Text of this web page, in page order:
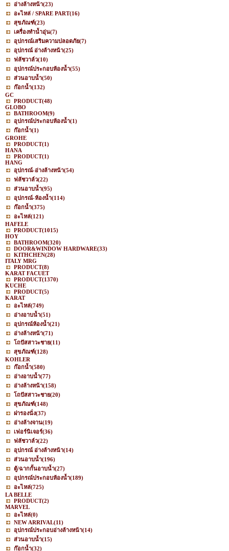
อ่างล้างหน้า(23)
อะไหล่ / SPARE PART(16)
สุขภัณฑ์(23)
เครื่องทำน้ำอุ่น(7)
อุปกรณ์เสริมความปลอดภัย(7)
อุปกรณ์ อ่างล้างหน้า(25)
ฟลัชวาล์ว(10)
อุปกรณ์ประกอบห้องน้ำ(55)
ส่วนอาบน้ำ(50)
ก๊อกน้ำ(132)
GC
PRODUCT(48)
GLOBO
BATHROOM(9)
อุปกรณ์ประกอบห้องน้ำ(1)
ก๊อกน้ำ(1)
GROHE
PRODUCT(1)
HANA
PRODUCT(1)
HANG
อุปกรณ์-อ่างล้างหน้า(54)
ฟลัชวาล์ว(22)
ส่วนอาบน้ำ(95)
อุปกรณ์-ห้องน้ำ(114)
ก๊อกน้ำ(375)
อะไหล่(121)
HAFELE
PRODUCT(1015)
HOY
BATHROOM(320)
DOOR&WINDOW HARDWARE(33)
KITHCHEN(28)
ITALY MRG
PRODUCT(8)
KARAT FACUET
PRODUCT(1370)
KUCHE
PRODUCT(5)
KARAT
อะไหล่(749)
อ่างอาบน้ำ(51)
อุปกรณ์ห้องน้ำ(21)
อ่างล้างหน้า(71)
โถปัสสาวะชาย(11)
สุขภัณฑ์(128)
KOHLER
ก๊อกน้ำ(580)
อ่างอาบน้ำ(77)
อ่างล้างหน้า(158)
โถปัสสาวะชาย(20)
สุขภัณฑ์(148)
ฝารองนั่ง(37)
อ่างล้างจาน(19)
เฟอร์นิเจอร์(36)
ฟลัชวาล์ว(22)
อุปกรณ์ อ่างล้างหน้า(14)
ส่วนอาบน้ำ(196)
ตู้/ฉากกั้นอาบน้ำ(27)
อุปกรณ์ประกอบห้องน้ำ(189)
อะไหล่(725)
LA BELLE
PRODUCT(2)
MARVEL
อะไหล่(0)
NEW ARRIVAL(11)
อุปกรณ์ประกอบอ่างล้างหน้า(14)
ส่วนอาบน้ำ(15)
ก๊อกน้ำ(32)